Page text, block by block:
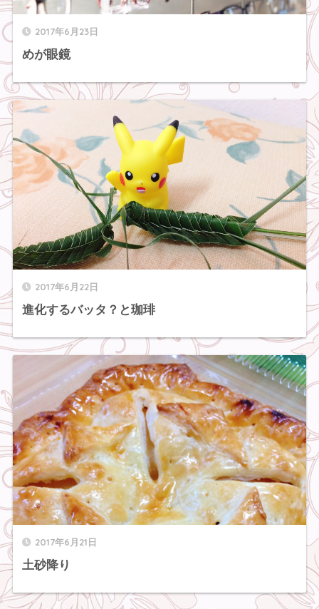
2017年6月23日
めが眼鏡
2017年6月22日
進化するバッタ？と珈琲
2017年6月21日
土砂降り